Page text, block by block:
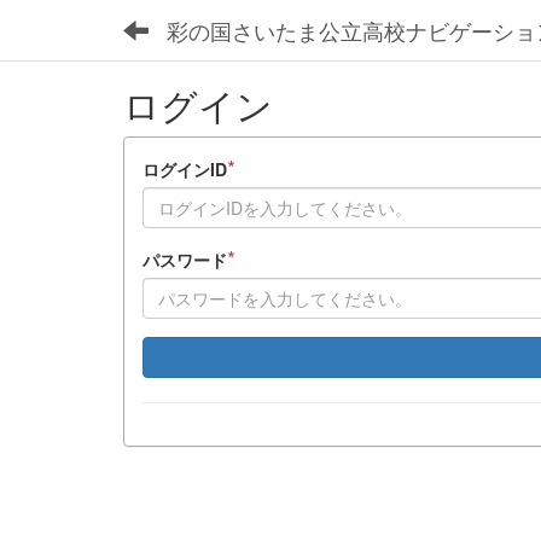
彩の国さいたま公立高校ナビゲーショ
ログイン
ログインID*
パスワード*